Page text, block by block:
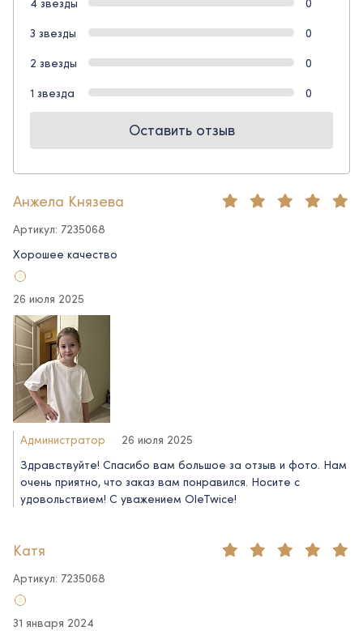
3 звезды
0
2 звезды
0
1 звезда
0
Оставить отзыв
Анжела Князева
Артикул: 7235068
Хорошее качество
26 июля 2025
Администратор
26 июля 2025
Здравствуйте! Спасибо вам большое за отзыв и фото. Нам
очень приятно, что заказ вам понравился. Носите с
удовольствием! С уважением OleTwice!
Катя
Артикул: 7235068
31 января 2024